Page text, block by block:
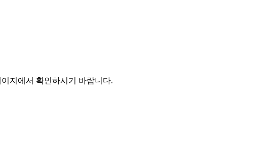
지에서 확인하시기 바랍니다.